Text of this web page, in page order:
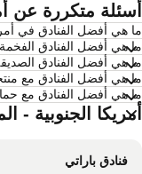
فنادق القاهرة
فنادق العين السخنة
فنادق نيويورك
فنادق مومباي
فنادق مدريد
فنادق قطر
متكررة عن
هي أفضل الفنادق في
هي أفضل الفنادق الفخمة
هي أفضل الفنادق الصديقة
هي أفضل الفنادق مع
هي أفضل الفنادق مع
الجنوبية -
فنادق باراتي